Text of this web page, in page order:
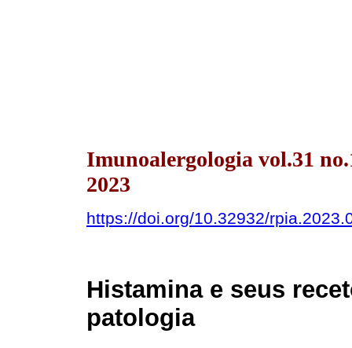
Imunoalergologia vol.31
2023
https://doi.org/10.32932/
Histamina e seus
patologia